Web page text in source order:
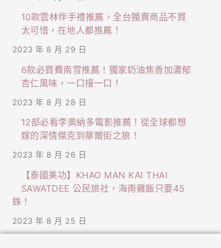
10款雲林伴手禮推薦，全台獨賣商品不買
太可惜，在地人都推薦！
2023 年 8 月 29 日
6款必買費南雪推薦！獨家奶油焦香加濃郁
杏仁風味，一口接一口！
2023 年 8 月 28 日
12部必看李奧納多電影推薦！從全球都想
嫁的深情傑克到華爾街之狼！
2023 年 8 月 26 日
【泰國美功】KHAO MAN KAI THAI
SAWATDEE 公民旅社，海南雞飯只要45
銖！
2023 年 8 月 25 日